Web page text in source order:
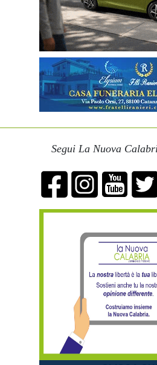
Segui La Nuova